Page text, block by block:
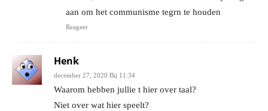
aan om het communisme tegrn te houden
Reageer
Henk
december 27, 2020 Bij 11:34
Waarom hebben jullie t hier over taal?
Niet over wat hier speelt?